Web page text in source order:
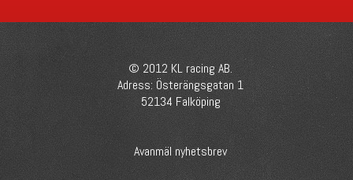
© 2012 KL racing AB.
Adress: Österängsgatan 1
52134 Falköping
Avanmäl nyhetsbrev